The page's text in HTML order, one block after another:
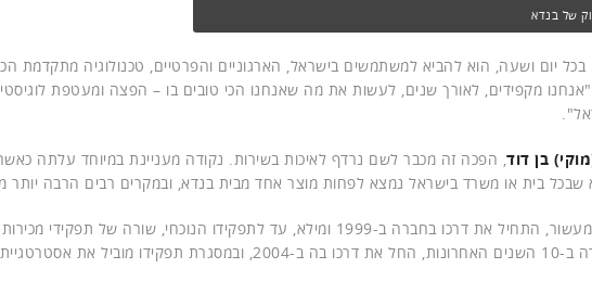
של בנדא
יום ושעה, הוא להביא למשתמשים בישראל, הארגוניים והפרטיים, טכנולוגיה מתקדמת הכי
"אנחנו מקפידים, לאורך שנים, לעשות את מה שאנחנו הכי טובים בו – הפצה ומעטפת
בן דוד, הפכה זה מכבר לשם נרדף לאיכות בשירות. נקודה מעניינת במיוחד עלתה
בית או משרד בישראל נמצא לפחות מוצר אחד מבית בנדא, ובמקרים רבים הרבה יותר
אמור, המכהן כמנכ"ל בנדא כבר למעלה מעשור, התחיל את דרכו בחברה ב-1999 ומילא, עד לתפקידו הנוכחי, שורה של
בחברה. גלנד, סמנכ"ל השיווק של החברה ב-10 השנים האחרונות, החל את דרכו בה ב-2004, ובמסגרת